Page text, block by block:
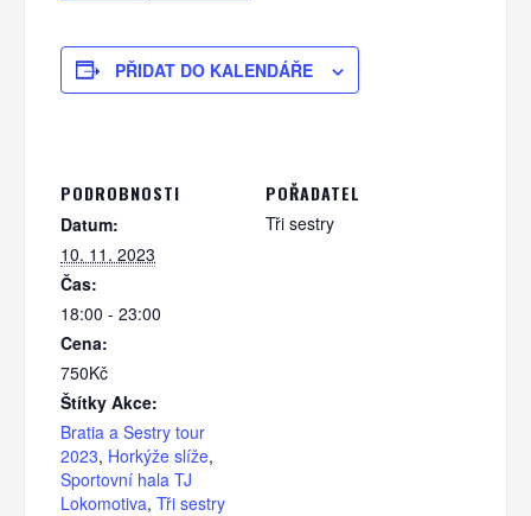
PŘIDAT DO KALENDÁŘE
PODROBNOSTI
Datum:
10. 11. 2023
Čas:
18:00 - 23:00
Cena:
750Kč
Štítky Akce:
Bratia a Sestry tour
2023, Horkýže slíže,
Sportovní hala TJ
Lokomotiva, Tři sestry
POŘADATEL
Tři sestry